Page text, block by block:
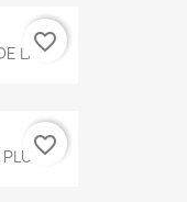
LA...
favorite_border
favorite_border